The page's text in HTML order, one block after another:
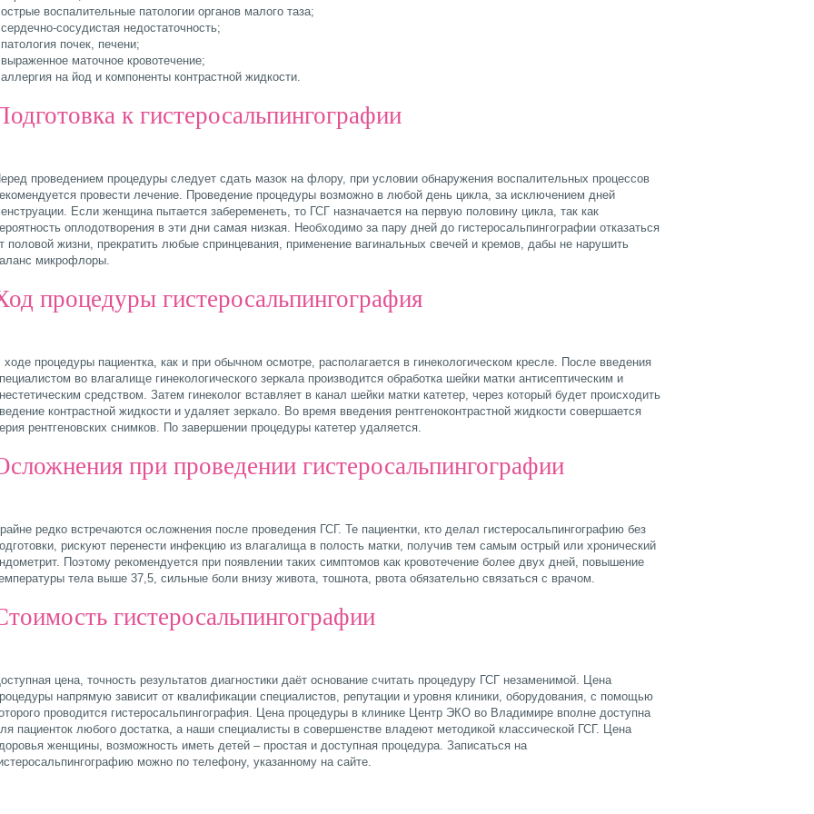
острые воспалительные патологии органов малого таза;
сердечно-сосудистая недостаточность;
патология почек, печени;
выраженное маточное кровотечение;
аллергия на йод и компоненты контрастной жидкости.
к гистеросальпингографии
проведением процедуры следует сдать мазок на флору, при условии обнаружения воспалительных процессов
провести лечение. Проведение процедуры возможно в любой день цикла, за исключением дней
Если женщина пытается забеременеть, то ГСГ назначается на первую половину цикла, так как
оплодотворения в эти дни самая низкая. Необходимо за пару дней до гистеросальпингографии отказаться
половой жизни, прекратить любые спринцевания, применение вагинальных свечей и кремов, дабы не нарушить
микрофлоры.
процедуры гистеросальпингография
ходе процедуры пациентка, как и при обычном осмотре, располагается в гинекологическом кресле. После введения
во влагалище гинекологического зеркала производится обработка шейки матки антисептическим и
средством. Затем гинеколог вставляет в канал шейки матки катетер, через который будет происходить
контрастной жидкости и удаляет зеркало. Во время введения рентгеноконтрастной жидкости совершается
рентгеновских снимков. По завершении процедуры катетер удаляется.
при проведении гистеросальпингографии
редко встречаются осложнения после проведения ГСГ. Те пациентки, кто делал гистеросальпингографию без
рискуют перенести инфекцию из влагалища в полость матки, получив тем самым острый или хронический
Поэтому рекомендуется при появлении таких симптомов как кровотечение более двух дней, повышение
тела выше 37,5, сильные боли внизу живота, тошнота, рвота обязательно связаться с врачом.
гистеросальпингографии
цена, точность результатов диагностики даёт основание считать процедуру ГСГ незаменимой. Цена
напрямую зависит от квалификации специалистов, репутации и уровня клиники, оборудования, с помощью
проводится гистеросальпингография. Цена процедуры в клинике Центр ЭКО во Владимире вполне доступна
пациенток любого достатка, а наши специалисты в совершенстве владеют методикой классической ГСГ. Цена
женщины, возможность иметь детей – простая и доступная процедура. Записаться на
можно по телефону, указанному на сайте.